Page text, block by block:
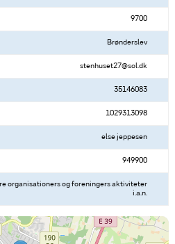
9700
Brønderslev
stenhuset27@sol.dk
35146083
1029313098
else jeppesen
949900
organisationers og foreningers aktiviteter
i.a.n.